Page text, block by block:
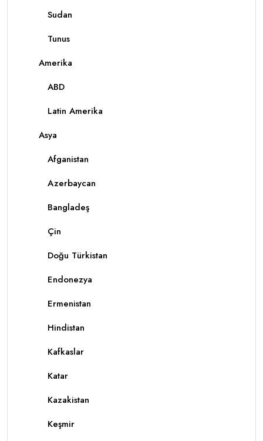
Sudan
Tunus
Amerika
ABD
Latin Amerika
Asya
Afganistan
Azerbaycan
Bangladeş
Çin
Doğu Türkistan
Endonezya
Ermenistan
Hindistan
Kafkaslar
Katar
Kazakistan
Keşmir